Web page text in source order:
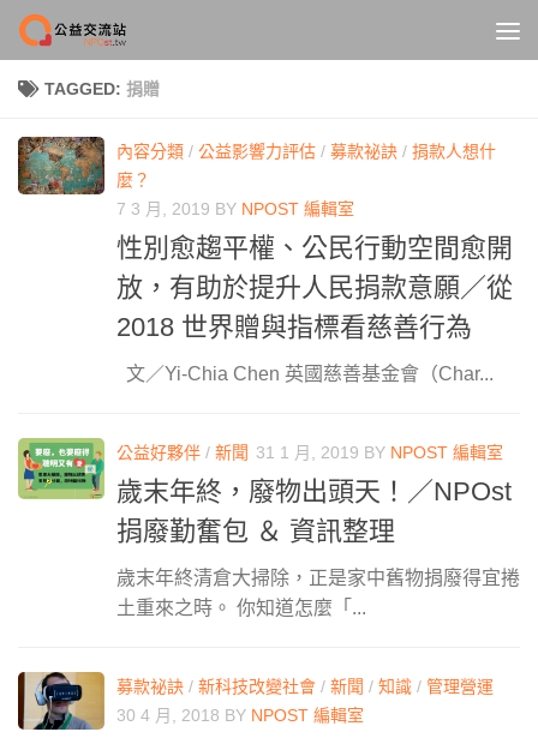
Skip to content
TAGGED: 捐贈
內容分類 / 公益影響力評估 / 募款祕訣 / 捐款人想什
麼？
7 3 月, 2019 BY NPOST 編輯室
性別愈趨平權、公民行動空間愈開
放，有助於提升人民捐款意願／從
2018 世界贈與指標看慈善行為
文／Yi-Chia Chen 英國慈善基金會（Char...
公益好夥伴 / 新聞 31 1 月, 2019 BY NPOST 編輯室
歲末年終，廢物出頭天！／NPOst
捐廢勤奮包 ＆ 資訊整理
歲末年終清倉大掃除，正是家中舊物捐廢得宜捲
土重來之時。 你知道怎麼「...
募款祕訣 / 新科技改變社會 / 新聞 / 知識 / 管理營運
30 4 月, 2018 BY NPOST 編輯室